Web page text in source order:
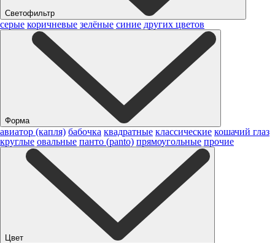
Светофильтр
серые коричневые зелёные синие других цветов
Форма
авиатор (капля) бабочка квадратные классические кошачий глаз
круглые овальные панто (panto) прямоугольные прочие
Цвет